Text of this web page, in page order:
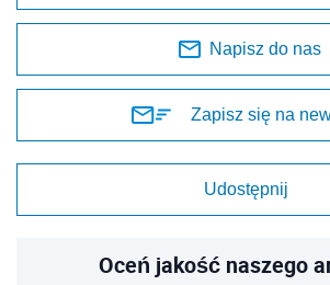
Napisz do nas
Zapisz się na
Udostępnij
Oceń jakość naszego